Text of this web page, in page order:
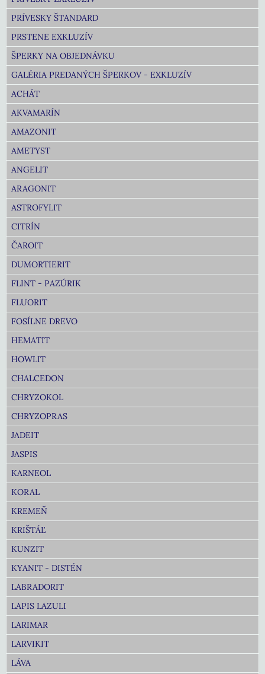
PRÍVESKY ŠTANDARD
PRSTENE EXKLUZÍV
ŠPERKY NA OBJEDNÁVKU
GALÉRIA PREDANÝCH ŠPERKOV - EXKLUZÍV
ACHÁT
AKVAMARÍN
AMAZONIT
AMETYST
ANGELIT
ARAGONIT
ASTROFYLIT
CITRÍN
ČAROIT
DUMORTIERIT
FLINT - PAZÚRIK
FLUORIT
FOSÍLNE DREVO
HEMATIT
HOWLIT
CHALCEDON
CHRYZOKOL
CHRYZOPRAS
JADEIT
JASPIS
KARNEOL
KORAL
KREMEŇ
KRIŠTÁĽ
KUNZIT
KYANIT - DISTÉN
LABRADORIT
LAPIS LAZULI
LARIMAR
LARVIKIT
LÁVA